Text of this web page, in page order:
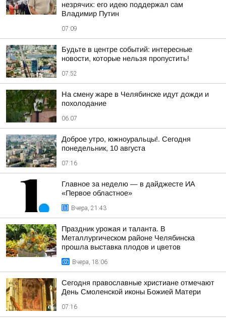
незрячих: его идею поддержал сам
Владимир Путин
07:09
Будьте в центре событий: интересные
новости, которые нельзя пропустить!
07:52
На смену жаре в Челябинске идут дожди и
похолодание
06:07
Доброе утро, южноуральцы!. Сегодня
понедельник, 10 августа
07:16
Главное за неделю — в дайджесте ИА
«Первое областное»
Вчера, 21:43
Праздник урожая и таланта. В
Металлургическом районе Челябинска
прошла выставка плодов и цветов
Вчера, 18:06
Сегодня православные христиане отмечают
День Смоленской иконы Божией Матери
07:16